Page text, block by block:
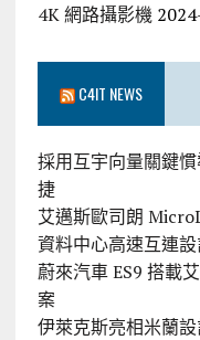
4K 網路攝影機
C4IT NEWS
採用互宇向量關鍵
捷
艾邁斯歐司朗
資料中心高速互連
蔚來汽車 ES9 搭載
案
伊萊克斯亮相米蘭